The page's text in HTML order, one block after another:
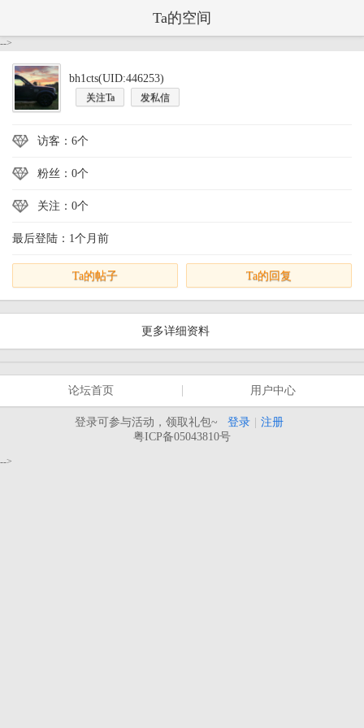
Ta的空间
-->
bh1cts(UID:446253)
关注Ta 发私信
访客：6个
粉丝：0个
关注：0个
最后登陆：1个月前
Ta的帖子 Ta的回复
更多详细资料
论坛首页 用户中心
登录可参与活动，领取礼包~ 登录
注册
粤ICP备05043810号
-->